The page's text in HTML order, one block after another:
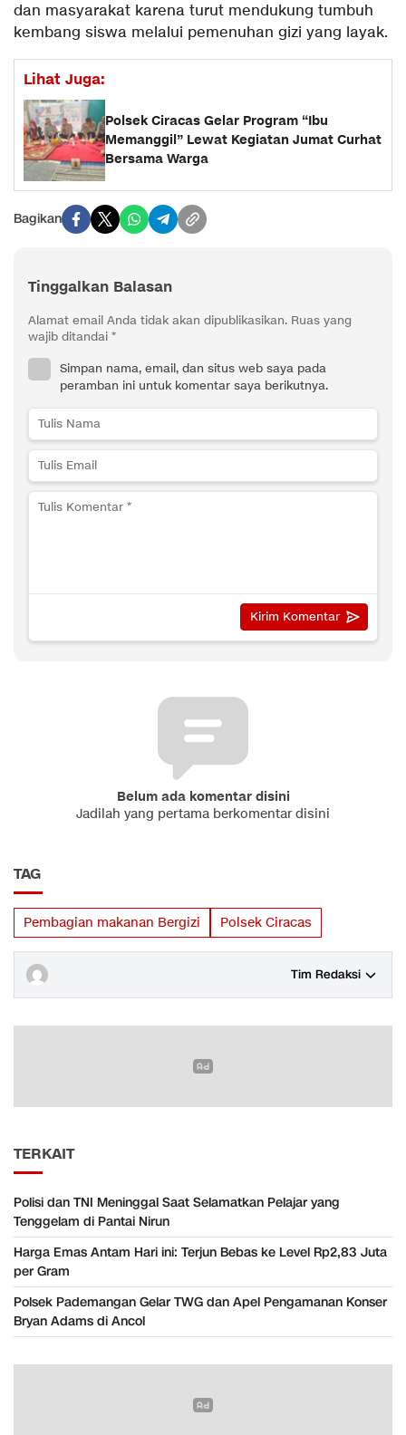
dan masyarakat karena turut mendukung tumbuh
kembang siswa melalui pemenuhan gizi yang layak.
Lihat Juga:
Polsek Ciracas Gelar Program “Ibu
Memanggil” Lewat Kegiatan Jumat Curhat
Bersama Warga
Bagikan
Tinggalkan Balasan
Alamat email Anda tidak akan dipublikasikan. Ruas yang
wajib ditandai *
Simpan nama, email, dan situs web saya pada
peramban ini untuk komentar saya berikutnya.
Belum ada komentar disini
Jadilah yang pertama berkomentar disini
TAG
Pembagian makanan Bergizi Polsek Ciracas
Tim Redaksi
TERKAIT
Polisi dan TNI Meninggal Saat Selamatkan Pelajar yang
Tenggelam di Pantai Nirun
Harga Emas Antam Hari ini: Terjun Bebas ke Level Rp2,83 Juta
per Gram
Polsek Pademangan Gelar TWG dan Apel Pengamanan Konser
Bryan Adams di Ancol